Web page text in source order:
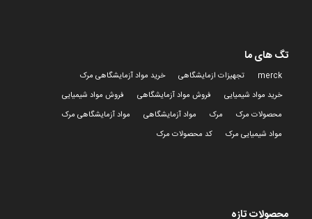
تگ های ما
merck تجهیزات ازمایشگاهی
خرید مواد آزمایشگاهی مرک
خرید مواد شیمیایی
فروش مواد آزمایشگاهی
فروش مواد شیمیایی
محصولات مرک
مرک مواد آزمایشگاهی
مواد آزمایشگاهی مرک
مواد شیمیایی مرک
کد محصولات مرک
محصولات تازه